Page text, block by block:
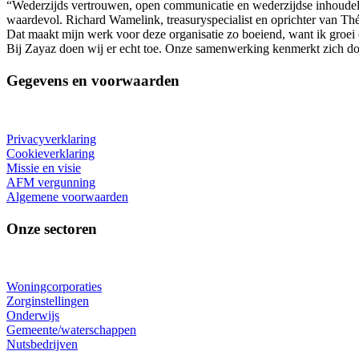
“Wederzijds vertrouwen, open communicatie en wederzijdse
waardevol. Richard Wamelink, treasuryspecialist en oprichter van
Dat maakt mijn werk voor deze organisatie zo boeiend, want ik
Bij Zayaz doen wij er echt toe. Onze samenwerking kenmerkt zich
Gegevens en voorwaarden
Privacyverklaring
Cookieverklaring
Missie en visie
AFM vergunning
Algemene voorwaarden
Onze sectoren
Woningcorporaties
Zorginstellingen
Onderwijs
Gemeente/waterschappen
Nutsbedrijven